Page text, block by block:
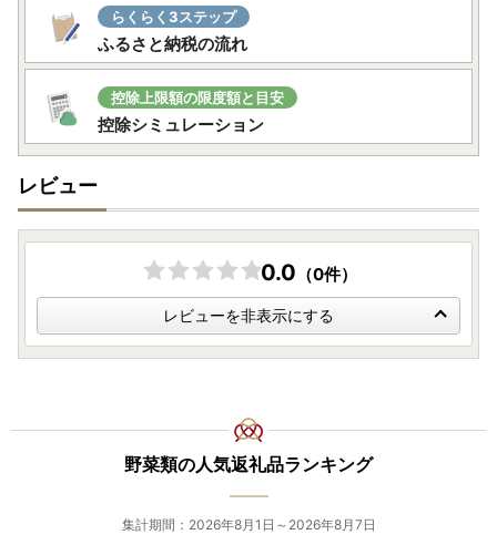
らくらく3ステップ
ふるさと納税の流れ
控除上限額の限度額と目安
控除シミュレーション
レビュー
0.0 （0件）
レビューを非表示にする
野菜類の人気返礼品ランキング
集計期間：2026年8月1日～2026年8月7日